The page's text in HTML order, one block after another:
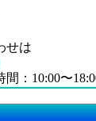
い合わ
〜